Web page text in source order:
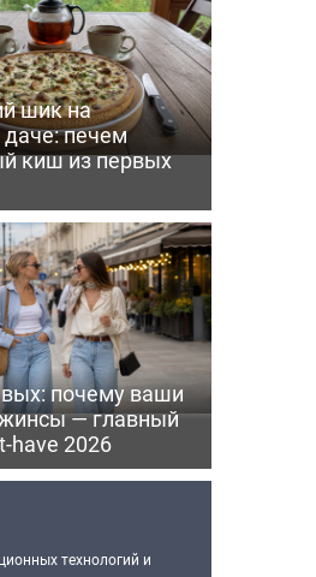
шик на
печем
киш из первых
почему ваши
— главный
have 2026
технологий и